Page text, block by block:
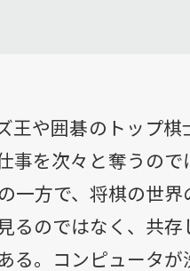
ズ王や囲碁のトップ
事を次々と奪うの
一方で、将棋の世
るのではなく、共
る。コンピュータ